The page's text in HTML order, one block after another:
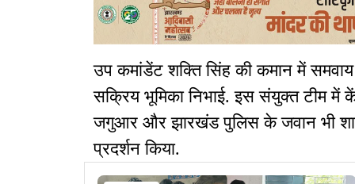
उप कमांडेंट शक्ति सिंह की कमान में
सक्रिय भूमिका निभाई. इस संयुक्त टीम में
जगुआर और झारखंड पुलिस के जवान भी
प्रदर्शन किया.